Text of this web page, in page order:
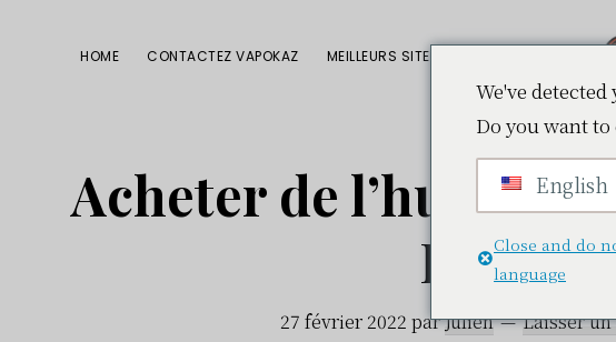
principale
HOME CONTACTEZ VAPOKAZ MEILLEURS SITES CBD
Acheter de l’huile de
France
27 février 2022 parJulien Laisser
We've
Do you want
English
Close and do
language